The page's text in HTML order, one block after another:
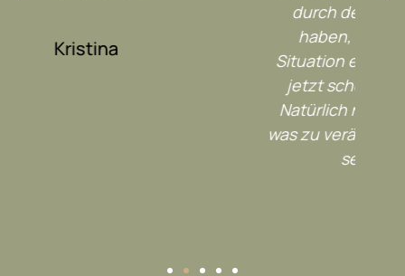
durch den Workshop geführt
haben, haben mir in meiner
Situation echt geholfen, dass ich
jetzt schon etwas klarer sehe!
Natürlich nimmt keiner einen ab,
was zu verändern, aber es hat mich